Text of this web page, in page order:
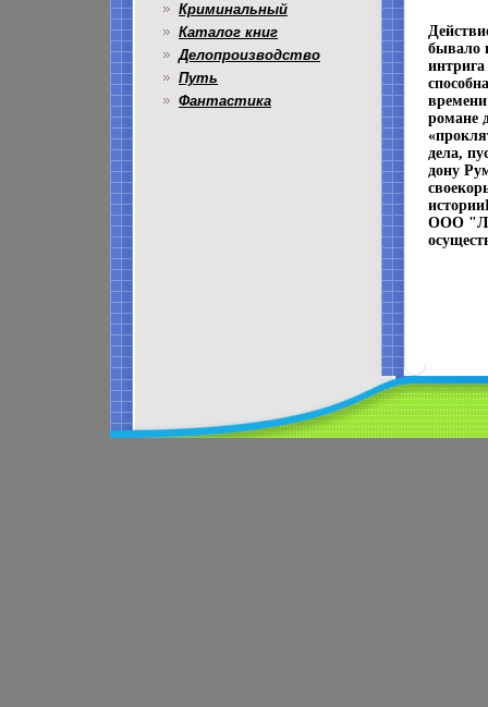
Криминальный
Каталог книг
Делопроизводство
Путь
Фантастика
бывало
романе
дела,
дону
ООО